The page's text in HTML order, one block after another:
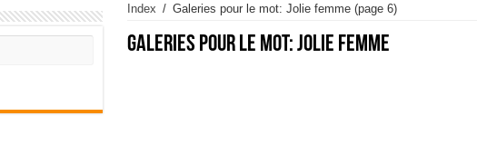
Index / Galeries pour le mot: Jolie femme(page 6)
Galeries pour le mot:Jolie femme